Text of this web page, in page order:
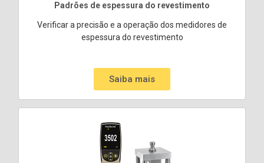
Padrões de espessura do revestimento
Verificar a precisão e a operação dos medidores de
espessura do revestimento
Saiba mais